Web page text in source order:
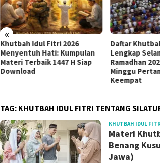
«
Khutbah Idul Fitri 2026
Menyentuh Hati: Kumpulan
Materi Terbaik 1447 H Siap
Download
Daftar
Lengkap
Ramadhan
Minggu
Keempat
TAG: KHUTBAH IDUL FITRI TENTANG
KHUTBAH IDUL
Materi
Benang
Jawa)